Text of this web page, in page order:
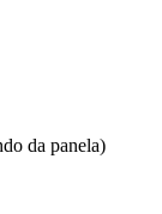
da panela)